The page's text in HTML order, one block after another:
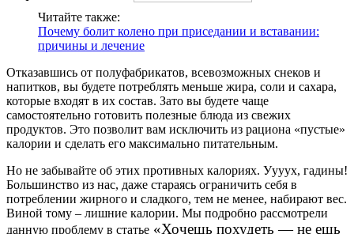
Читайте также:
Почему болит колено при приседании и вставании:
причины и лечение
Отказавшись от полуфабрикатов, всевозможных снеков и
напитков, вы будете потреблять меньше жира, соли и сахара,
которые входят в их состав. Зато вы будете чаще
самостоятельно готовить полезные блюда из свежих
продуктов. Это позволит вам исключить из рациона «пустые»
калории и сделать его максимально питательным.
Но не забывайте об этих противных калориях. Уууух, гадины!
Большинство из нас, даже стараясь ограничить себя в
потреблении жирного и сладкого, тем не менее, набирают вес.
Виной тому – лишние калории. Мы подробно рассмотрели
данную проблему в статье «Хочешь похудеть — не ешь